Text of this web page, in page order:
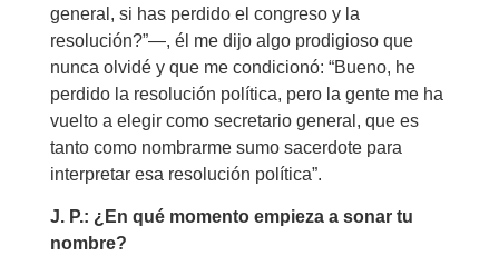
general, si has perdido el congreso y la
resolución?”—, él me dijo algo prodigioso que
nunca olvidé y que me condicionó: “Bueno, he
perdido la resolución política, pero la gente me ha
vuelto a elegir como secretario general, que es
tanto como nombrarme sumo sacerdote para
interpretar esa resolución política”.
J. P.: ¿En qué momento empieza a sonar tu
nombre?